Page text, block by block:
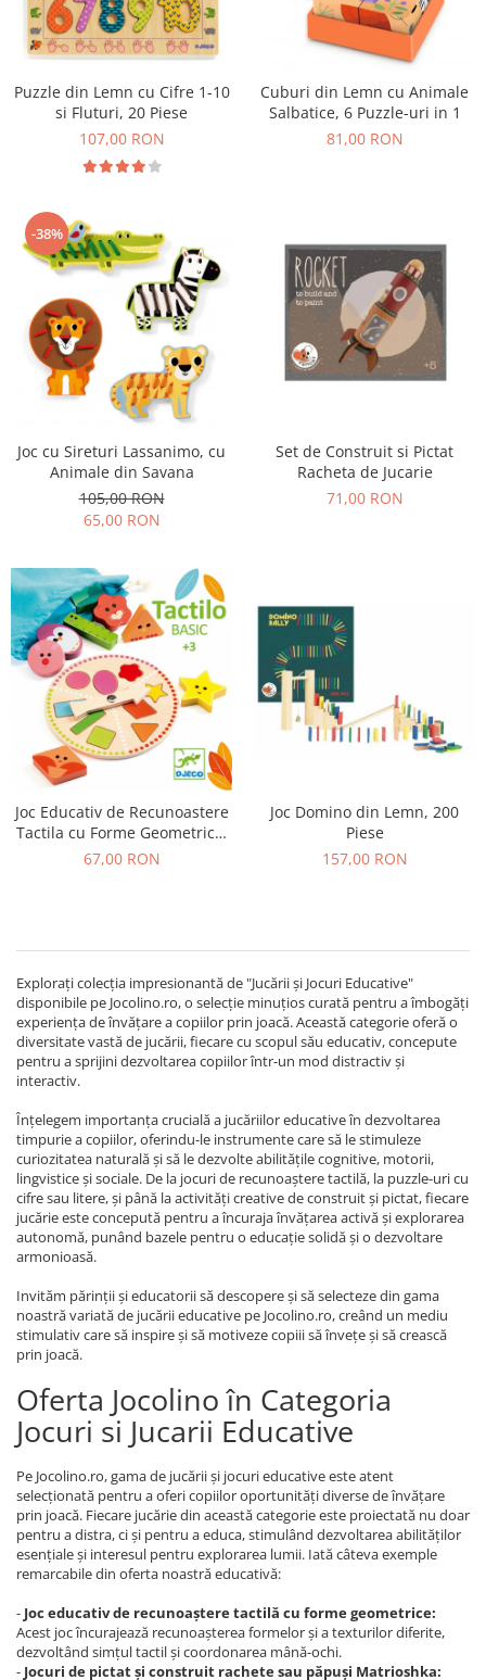
Puzzle din Lemn cu Cifre 1-10
si Fluturi, 20 Piese
107,00 RON
Cuburi din Lemn cu Animale
Salbatice, 6 Puzzle-uri in 1
81,00 RON
-38%
Joc cu Sireturi Lassanimo, cu
Animale din Savana
105,00 RON
65,00 RON
Set de Construit si Pictat
Racheta de Jucarie
71,00 RON
Joc Educativ de Recunoastere
Tactila cu Forme Geometrice,
TactiloBasic
67,00 RON
Joc Domino din Lemn, 200
Piese
157,00 RON
Explorați colecția impresionantă de "Jucării și Jocuri Educative"
disponibile pe Jocolino.ro, o selecție minuțios curată pentru a îmbogăți
experiența de învățare a copiilor prin joacă. Această categorie oferă o
diversitate vastă de jucării, fiecare cu scopul său educativ, concepute
pentru a sprijini dezvoltarea copiilor într-un mod distractiv și
interactiv.
Înțelegem importanța crucială a jucăriilor educative în dezvoltarea
timpurie a copiilor, oferindu-le instrumente care să le stimuleze
curiozitatea naturală și să le dezvolte abilitățile cognitive, motorii,
lingvistice și sociale. De la jocuri de recunoaștere tactilă, la puzzle-uri cu
cifre sau litere, și până la activități creative de construit și pictat, fiecare
jucărie este concepută pentru a încuraja învățarea activă și explorarea
autonomă, punând bazele pentru o educație solidă și o dezvoltare
armonioasă.
Invităm părinții și educatorii să descopere și să selecteze din gama
noastră variată de jucării educative pe Jocolino.ro, creând un mediu
stimulativ care să inspire și să motiveze copiii să învețe și să crească
prin joacă.
Oferta Jocolino în Categoria
Jocuri si Jucarii Educative
Pe Jocolino.ro, gama de jucării și jocuri educative este atent
selecționată pentru a oferi copiilor oportunități diverse de învățare
prin joacă. Fiecare jucărie din această categorie este proiectată nu doar
pentru a distra, ci și pentru a educa, stimulând dezvoltarea abilităților
esențiale și interesul pentru explorarea lumii. Iată câteva exemple
remarcabile din oferta noastră educativă:
- Joc educativ de recunoaștere tactilă cu forme geometrice:
Acest joc încurajează recunoașterea formelor și a texturilor diferite,
dezvoltând simțul tactil și coordonarea mână-ochi.
- Jocuri de pictat și construit rachete sau păpuși Matrioshka: